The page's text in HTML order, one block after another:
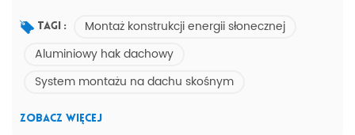
statyczna * Maksymalna żywotność * Doskonała zdolność
adaptacji (moduły Rooftop &) * Zaprojektowany zgodnie
z wysokimi standardami * Gwarantowana trwałość1. Nie
wiesz, jaki typ jest dla Ciebie odpowiedni? -- Skontaktuj
Tagi :
Montaż konstrukcji energii słonecznej
Aluminiowy hak dachowy
System montażu na dachu skośnym
ZOBACZ WIĘCEJ